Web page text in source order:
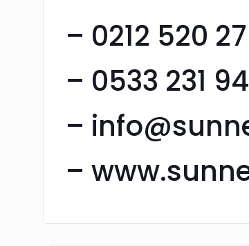
– 0212 520
– 0533 231
–
–